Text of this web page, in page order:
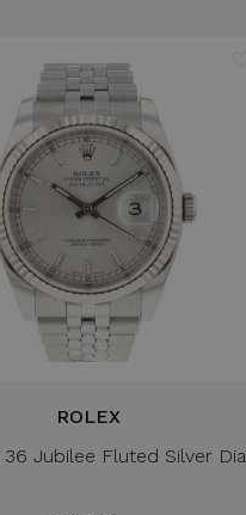
ROLEX
36 Jubilee Fluted Silver